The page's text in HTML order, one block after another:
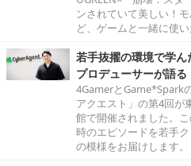
ンされていて美しい！
ど、ゲームと一緒に使
若手抜擢の環境で学
プロデューサーが語
4GamerとGame*Spark
アクエスト」の第4回が
館で開催されました。
時のエピソードを若手
の模様をお届けします。